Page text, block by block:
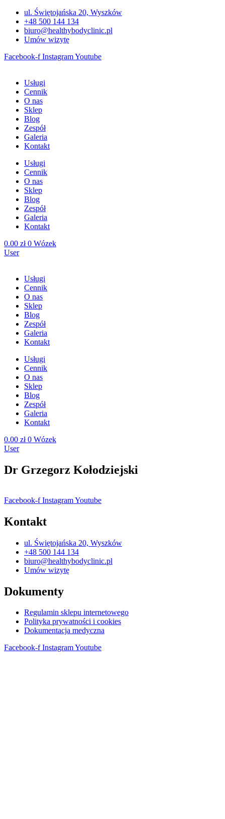
Przejdź
treści
ul. Świętojańska 20, Wyszków
+48 500 144 134
biuro@healthybodyclinic.pl
Umów wizytę
Facebook-f InstagramYoutube
Usługi
Cennik
O nas
Sklep
Blog
Zespół
Galeria
Kontakt
Usługi
Cennik
O nas
Sklep
Blog
Zespół
Galeria
Kontakt
0.00 zł 0 Wózek
User
Usługi
Cennik
O nas
Sklep
Blog
Zespół
Galeria
Kontakt
Usługi
Cennik
O nas
Sklep
Blog
Zespół
Galeria
Kontakt
0.00 zł 0 Wózek
User
Dr Grzegorz Kołodziejski
Facebook-f InstagramYoutube
Kontakt
ul. Świętojańska 20, Wyszków
+48 500 144 134
biuro@healthybodyclinic.pl
Umów wizytę
Dokumenty
Regulamin sklepu internetowego
Polityka prywatności i cookies
Dokumentacja medyczna
Facebook-f InstagramYoutube